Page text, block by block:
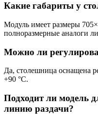
Какие габариты у
Модуль имеет размеры
полноразмерные аналоги
Можно ли
Да, столешница оснащена
+90 °C.
Подходит ли модель
линию раздачи?